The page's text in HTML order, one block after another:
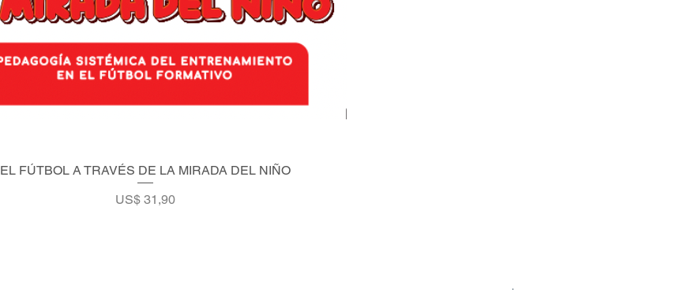
Vista rápida
EL FÚTBOL A TRAVÉS DE LA MIRADA DEL NIÑO
Precio
US$ 31,90